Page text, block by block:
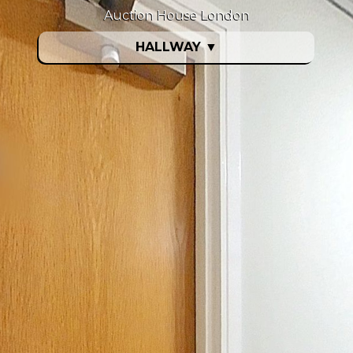
HALLWAY ▼
Auction House London